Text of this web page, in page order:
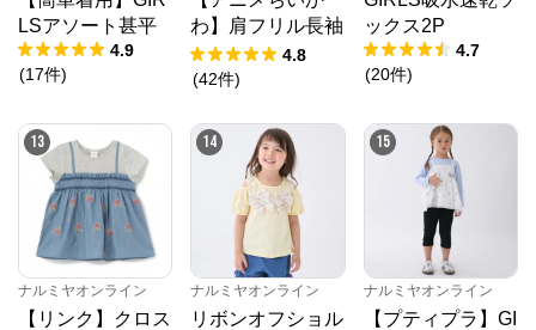
LSアソート甚平
4.9
(17件)
わ】肩フリル長袖
Tシャツ
4.8
(42件)
ックス2P
4.7
(20件)
13
ナルミヤオンライン
【リンク】クロス
14
ナルミヤオンライン
リボンオフショル
15
ナルミヤオンライン
【プティプラ】GI